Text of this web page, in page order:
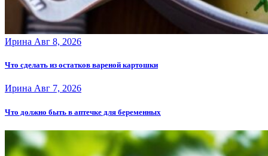
Ирина Авг 8, 2026
Что сделать из остатков вареной картошки
Ирина Авг 7, 2026
Что должно быть в аптечке для беременных